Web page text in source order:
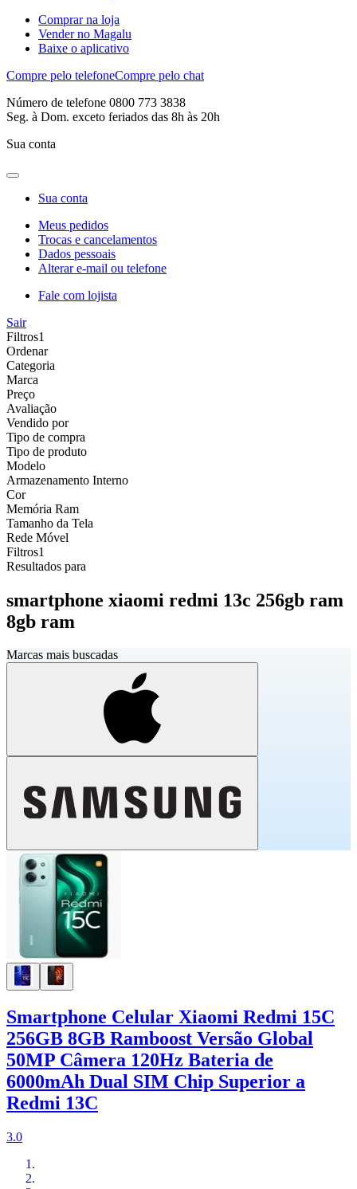
Comprar na loja
Vender no Magalu
Baixe o aplicativo
Compre pelo telefoneCompre pelo chat
Número de telefone 0800 773 3838
Seg. à Dom. exceto feriados das 8h às 20h
Sua conta
Sua conta
Meus pedidos
Trocas e cancelamentos
Dados pessoais
Alterar e-mail ou telefone
Fale com lojista
Sair
Filtros1
Ordenar
Categoria
Marca
Preço
Avaliação
Vendido por
Tipo de compra
Tipo de produto
Modelo
Armazenamento Interno
Cor
Memória Ram
Tamanho da Tela
Rede Móvel
Filtros1
Resultados para
smartphone xiaomi redmi 13c 256gb ram
8gb ram
Marcas mais buscadas
Smartphone Celular Xiaomi Redmi 15C
256GB 8GB Ramboost Versão Global
50MP Câmera 120Hz Bateria de
6000mAh Dual SIM Chip Superior a
Redmi 13C
3.0